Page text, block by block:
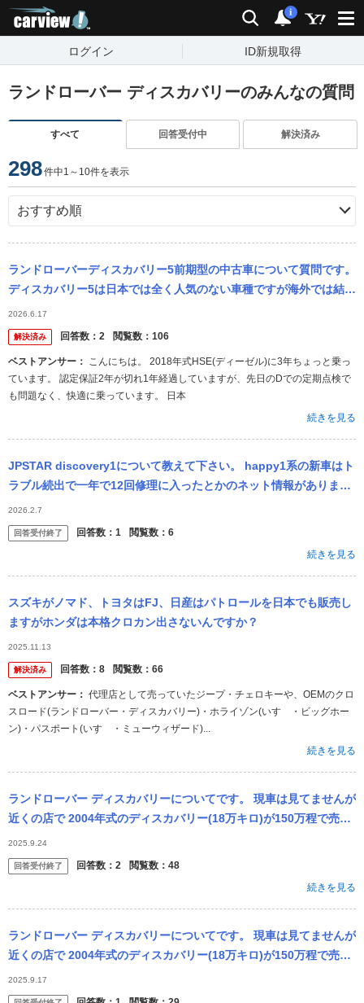
検索 通知
i
ログイン ID新規取得
ランドローバー ディスカバリーのみんなの質問
すべて 回答受付中 解決済み
298件中1～10件を表示
ランドローバーディスカバリー5前期型の中古車について質問です。
ディスカバリー5は日本では全く人気のない車種ですが海外では結構
売れていると聞きます、日本でなライバル車が多いからなのかやは
り故障が...
2026.6.17
解決済み 回答数： 2 閲覧数： 106
ベストアンサー：
ています。 認定保証2年が切れ1年経過していますが、先日のDでの定期点検で
も問題なく、快適に乗っています。 日本
続きを見る
JPSTAR discovery1について教えて下さい。 happy1系の新車はト
ラブル続出で一年で12回修理に入ったとかのネット情報がありまし
たが、同じメーカーが製造するdiscovery1で...
2026.2.7
回答受付終了 回答数： 1 閲覧数： 6
続きを見る
スズキがノマド、トヨタはFJ、日産はパトロールを日本でも販売し
ますがホンダは本格クロカン出さないんですか？
2025.11.13
解決済み 回答数： 8 閲覧数： 66
ベストアンサー：
スロード(ランドローバー・ディスカバリー)・ホライゾン(いすゞ・ビッグホー
ン)・パスポート(いすゞ・ミューウィザード)...
続きを見る
ランドローバー ディスカバリーについてです。 現車は見てませんが
近くの店で 2004年式のディスカバリー(18万キロ)が150万程で売ら
れています。 見た目がめちゃくちゃ好きで惹かれたのですが 走
2025.9.24
回答受付終了 回答数： 2 閲覧数： 48
続きを見る
ランドローバー ディスカバリーについてです。 現車は見てませんが
近くの店で 2004年式のディスカバリー(18万キロ)が150万程で売ら
れています。 見た目がめちゃくちゃ好きで惹かれたのですが 走
2025.9.17